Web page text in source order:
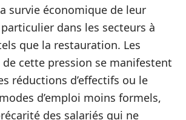
survie économique de leur
dans les secteurs à
que la restauration. Les
de cette pression se manifestent
réductions d’effectifs ou le
d’emploi moins formels,
des salariés qui ne